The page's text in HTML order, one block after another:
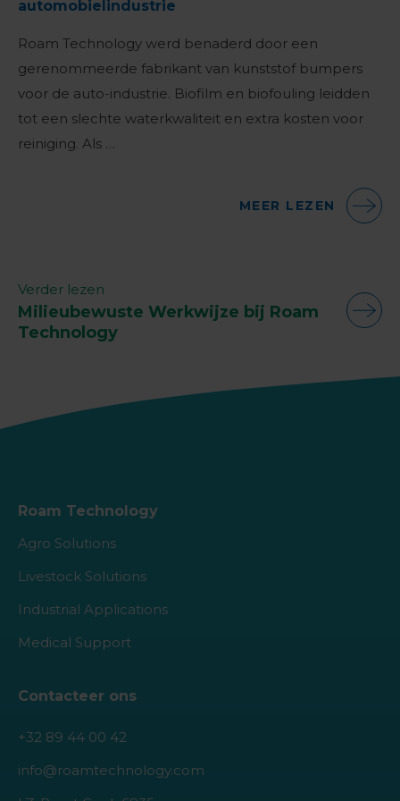
automobielindustrie
Roam Technology werd benaderd door een
gerenommeerde fabrikant van kunststof bumpers
voor de auto-industrie. Biofilm en biofouling leidden
tot een slechte waterkwaliteit en extra kosten voor
reiniging. Als …
MEER LEZEN
Verder lezen
Milieubewuste Werkwijze bij Roam
Technology
Roam Technology
Agro Solutions
Livestock Solutions
Industrial Applications
Medical Support
Contacteer ons
+32 89 44 00 42
info@roamtechnology.com